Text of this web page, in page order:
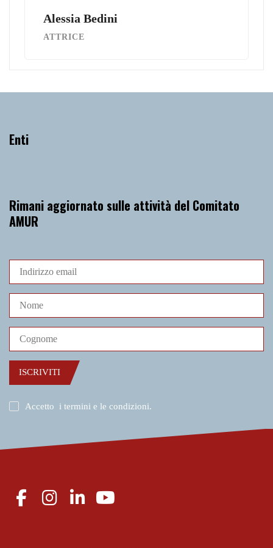
Alessia Bedini
ATTRICE
Enti
Rimani aggiornato sulle attività del Comitato
AMUR
ISCRIVITI
Accetto i termini e le condizioni.